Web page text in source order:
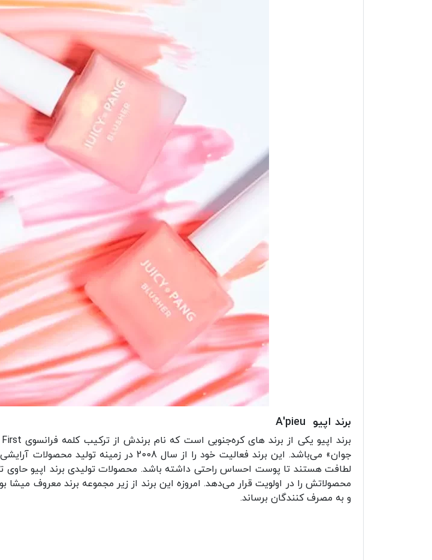
برند اپیو A'pieu
جوان» می‌باشد. این برند فعالیت خود را از
لطافت هستند تا پوست احساس راحتی داشته باشد. محصولات تولیدی برند اپیو حاوی
محصولاتش را در اولویت قرار می‌دهد. امروزه این برند از زیر مجموعه برند معروف
و به مصرف کنندگان برساند.